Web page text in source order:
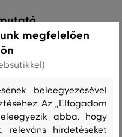
megfelelően
beleegyezésével
Az „Elfogadom
abba, hogy
releváns hirdetéseket